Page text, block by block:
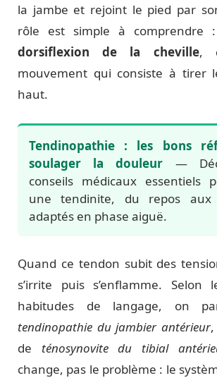
la jambe et rejoint le pied par
rôle est simple à comprendre
dorsiflexion de la cheville,
mouvement qui consiste à tirer
haut.
Tendinopathie : les bons
soulager la douleur —
conseils médicaux essentiels
une tendinite, du repos aux
adaptés en phase aiguë.
Quand ce tendon subit des
s’irrite puis s’enflamme.
habitudes de langage, on
tendinopathie du jambier antérieur,
de ténosynovite du tibial
change, pas le problème : le